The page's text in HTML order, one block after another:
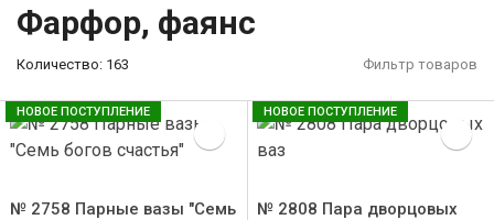
Фарфор, фаянс
Количество: 163 Фильтр товаров
№ 2758 Парные вазы "Семь
НОВОЕ ПОСТУПЛЕНИЕ
№ 2808 Пара дворцовых
НОВОЕ ПОСТУПЛЕНИЕ